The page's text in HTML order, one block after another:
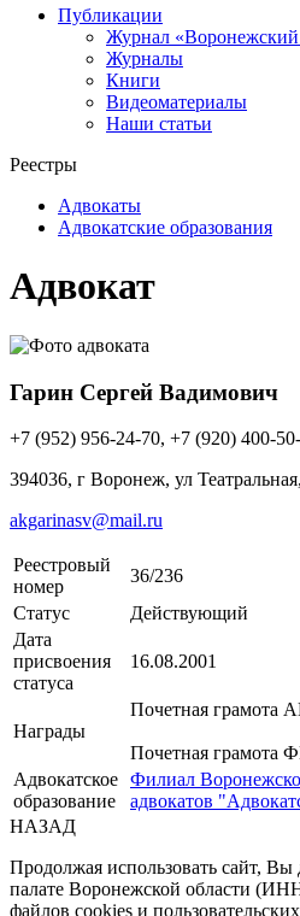
Публикации
Журнал «Воронежский
Журналы
Книги
Видеоматериалы
Наши статьи
Реестры
Адвокаты
Адвокатские образования
Адвокат
Гарин Сергей Вадимович
+7 (952) 956-24-70, +7 (920) 400-50-
394036, г Воронеж, ул
akgarinasv@mail.ru
Реестровый
номер
36/236
Статус
Действующий
Дата
присвоения
статуса
16.08.2001
Награды
Почетная грамота
Почетная грамота
Адвокатское
образование
Филиал
адвокатов
НАЗАД
Продолжая использовать сайт, Вы
палате Воронежской области
файлов cookies и